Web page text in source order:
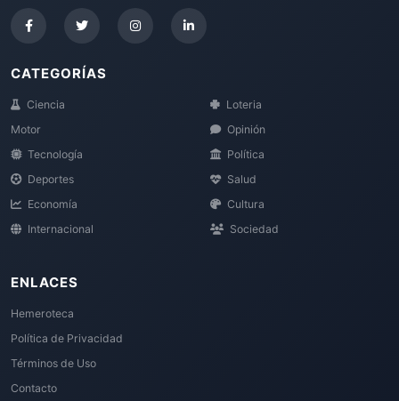
CATEGORÍAS
Ciencia
Motor
Tecnología
Deportes
Economía
Internacional
Loteria
Opinión
Política
Salud
Cultura
Sociedad
ENLACES
Hemeroteca
Política de Privacidad
Términos de Uso
Contacto